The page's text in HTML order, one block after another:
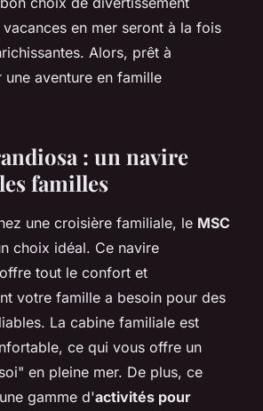
en mer seront à la fois
Alors, prêt à
aventure en famille
: un navire
familles
une croisière familiale, le MSC
choix idéal. Ce navire
tout le confort et
votre famille a besoin pour des
La cabine familiale est
ce qui vous offre un
en pleine mer. De plus, ce
gamme d'activités pour